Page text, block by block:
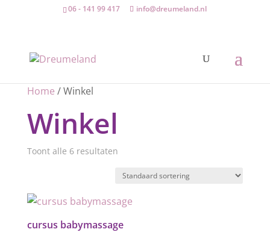
06 - 141 99 417 info@dreumeland.nl
Home / Winkel
Winkel
Toont alle 6 resultaten
cursus babymassage